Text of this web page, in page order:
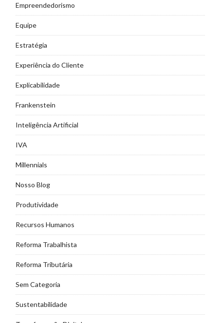
Empreendedorismo
Equipe
Estratégia
Experiência do Cliente
Explicabilidade
Frankenstein
Inteligência Artificial
IVA
Millennials
Nosso Blog
Produtividade
Recursos Humanos
Reforma Trabalhista
Reforma Tributária
Sem Categoria
Sustentabilidade